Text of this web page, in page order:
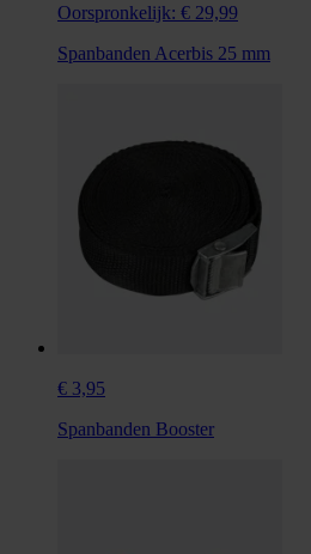
Oorspronkelijk: € 29,99
Spanbanden Acerbis 25 mm
€ 3,95
Spanbanden Booster